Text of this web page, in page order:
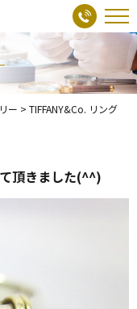
ー > TIFFANY&Co. リング
頂きました(^^)